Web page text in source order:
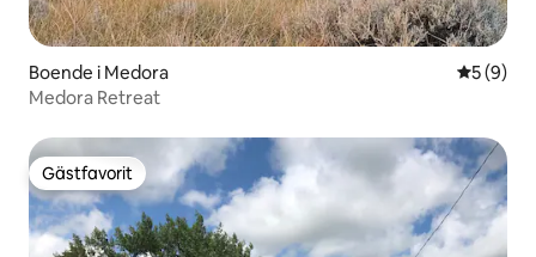
Boende i Medora 5 av 5 i
5 (9)
Medora Retreat
Gästfavorit
Gästfavorit